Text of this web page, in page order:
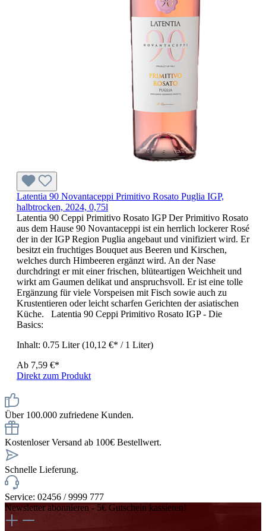
Latentia 90 Novantaceppi Primitivo Rosato Puglia IGP,
halbtrocken, 2024, 0,75l
Latentia 90 Ceppi Primitivo Rosato IGP Der Primitivo Rosato
aus dem Hause 90 Novantaceppi ist ein herrlich lockerer Rosé
der in der IGP Region Puglia angebaut und vinifiziert wird. Er
besitzt ein fruchtiges Bouquet aus Beeren und Kirschen,
welches durch Himbeeren ergänzt wird. An der Nase
durchdringt er mit einer frischen, blüteartigen Weichheit und
wirkt am Gaumen delikat und anspruchsvoll. Er ist eine tolle
Ergänzung für viele Vorspeisen mit Fisch sowie auch zu
Krustentieren oder leicht scharfen Gerichten der asiatischen
Küche. Latentia 90 Ceppi Primitivo Rosato IGP - Die
Basics:
Inhalt: 0.75 Liter(10,12 €* / 1 Liter)
Ab 7,59 €*
Direkt zum Produkt
Über 100.000 zufriedene Kunden.
Kostenloser Versand ab 100€ Bestellwert.
Schnelle Lieferung.
Service: 02456 / 9999 777
Newsletter abonnieren - 5€ Gutschein kassieren!